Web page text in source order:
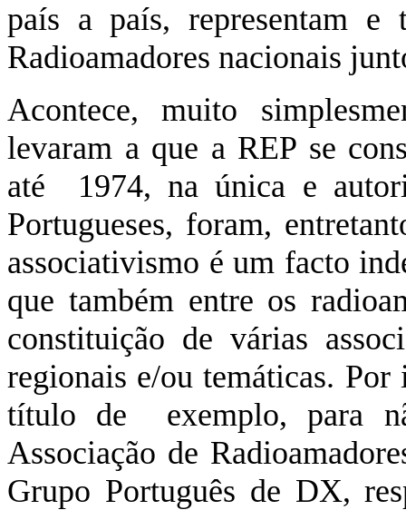
país a país, representam
Radioamadores nacionais
Acontece, muito
levaram a que a REP se
até 1974, na única e
Portugueses, foram,
associativismo é um facto
que também entre os
constituição de várias
regionais e/ou temáticas.
título de exemplo, para
Associação de
Grupo Português de DX,